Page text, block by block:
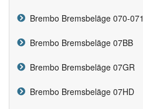
Brembo Bremsbeläge 070-071
Brembo Bremsbeläge 07BB
Brembo Bremsbeläge 07GR
Brembo Bremsbeläge 07HD